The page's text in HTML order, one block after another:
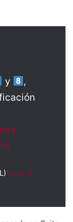
y
,
June 9,